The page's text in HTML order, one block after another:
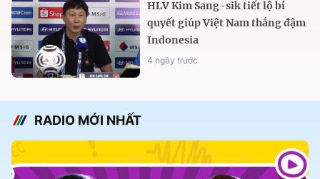
HLV Kim Sang-sik tiết lộ bí
quyết giúp Việt Nam thắng đậm
Indonesia
4 ngày trước
RADIO MỚI NHẤT